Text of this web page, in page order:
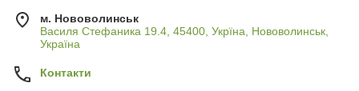
м. Нововолинськ
Василя Стефаника 19.4, 45400, Укрїна, Нововолинськ,
Україна
Контакти